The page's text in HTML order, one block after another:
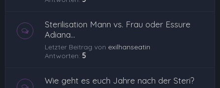
Sterilisation Mann vs. Frau oder Essure
Adiana...
Letzter Beitrag von exilhanseatin
Antworten: 5
Wie geht es euch Jahre nach der Steri?